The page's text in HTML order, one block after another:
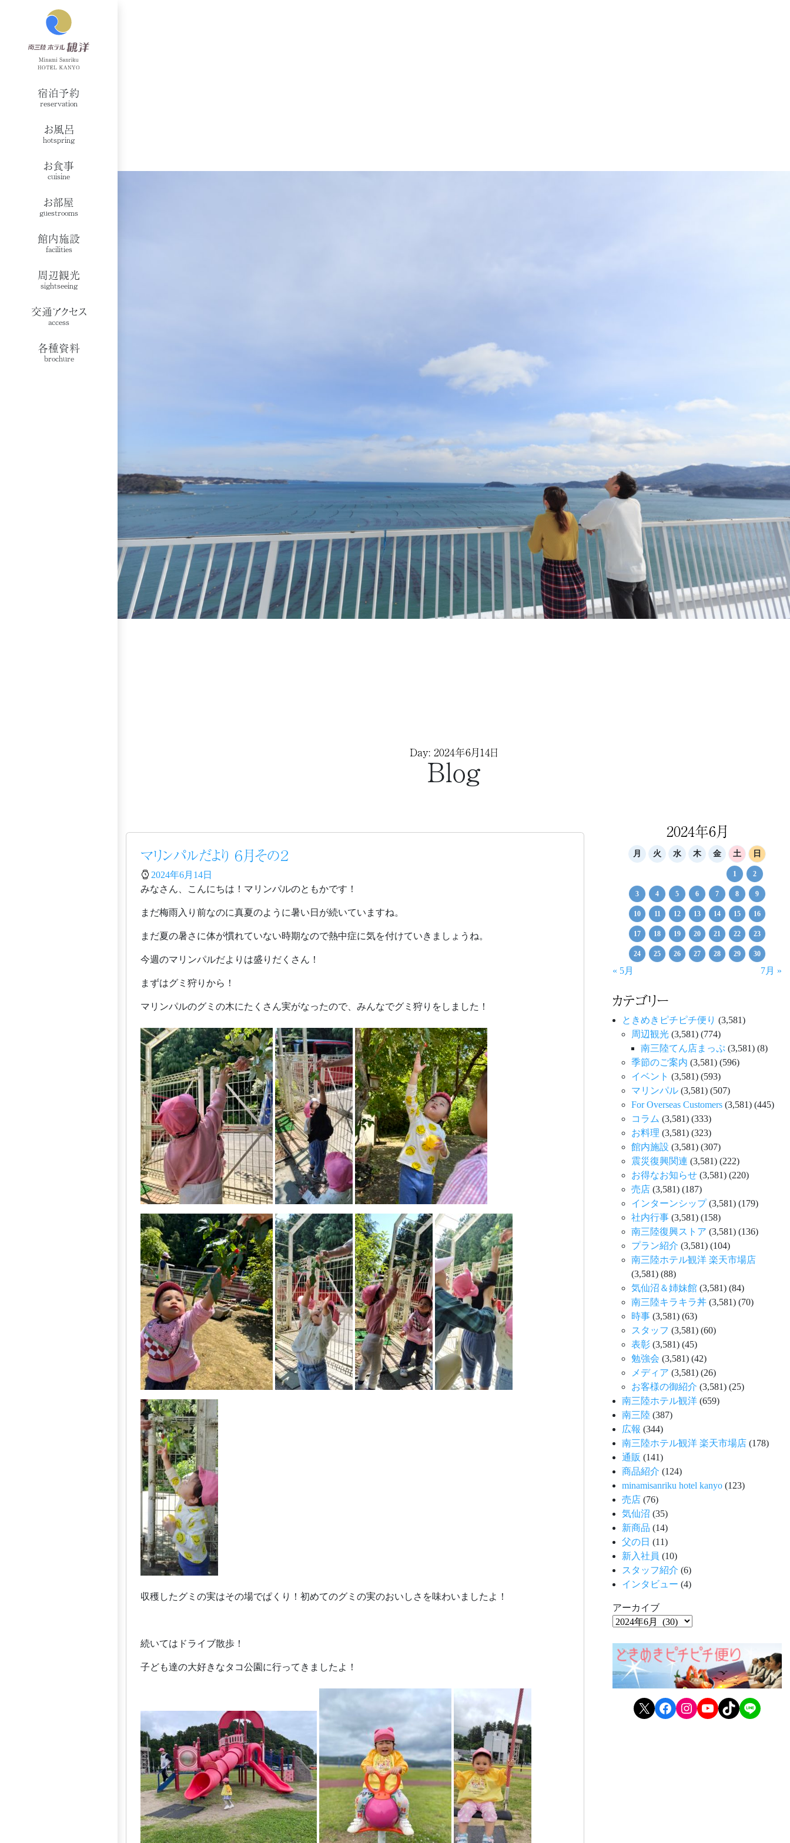
宿泊予約
reservation
お風呂
hotspring
お食事
cuisine
お部屋
guestrooms
館内施設
facilities
周辺観光
sightseeing
交通アクセス
access
各種資料
brochure
Day: 2024年6月14日
Blog
マリンパルだより ６月その２
2024年6月14日
みなさん、こんにちは！マリンパルのともかです！
まだ梅雨入り前なのに真夏のように暑い日が続いていますね。
まだ夏の暑さに体が慣れていない時期なので熱中症に気を付けていきましょうね。
今週のマリンパルだよりは盛りだくさん！
まずはグミ狩りから！
マリンパルのグミの木にたくさん実がなったので、みんなでグミ狩りをしました！
収穫したグミの実はその場でぱくり！初めてのグミの実のおいしさを味わいましたよ！
続いてはドライブ散歩！
子ども達の大好きなタコ公園に行ってきましたよ！
2024年6月
月 火 水 木 金 土 日
1 2
3 4 5 6 7 8 9
10 11 12 13 14 15 16
17 18 19 20 21 22 23
24 25 26 27 28 29 30
« 5月 7月 »
カテゴリー
ときめきピチピチ便り (3,581)
周辺観光 (3,581) (774)
南三陸てん店まっぷ (3,581) (8)
季節のご案内 (3,581) (596)
イベント (3,581) (593)
マリンパル (3,581) (507)
For Overseas Customers (3,581) (445)
コラム (3,581) (333)
お料理 (3,581) (323)
館内施設 (3,581) (307)
震災復興関連 (3,581) (222)
お得なお知らせ (3,581) (220)
売店 (3,581) (187)
インターンシップ(3,581) (179)
社内行事 (3,581) (158)
南三陸復興ストア (3,581) (136)
プラン紹介 (3,581) (104)
南三陸ホテル観洋 楽天市場店
(3,581) (88)
気仙沼＆姉妹館 (3,581) (84)
南三陸キラキラ丼 (3,581) (70)
時事 (3,581) (63)
スタッフ (3,581) (60)
表彰 (3,581) (45)
勉強会 (3,581) (42)
メディア (3,581) (26)
お客様の御紹介 (3,581) (25)
南三陸ホテル観洋 (659)
南三陸 (387)
広報 (344)
南三陸ホテル観洋 楽天市場店 (178)
通販 (141)
商品紹介 (124)
minamisanriku hotel kanyo (123)
売店 (76)
気仙沼 (35)
新商品 (14)
父の日 (11)
新入社員 (10)
スタッフ紹介 (6)
インタビュー (4)
アーカイブ
X Facebook Instagram YouTube TikTok LINE